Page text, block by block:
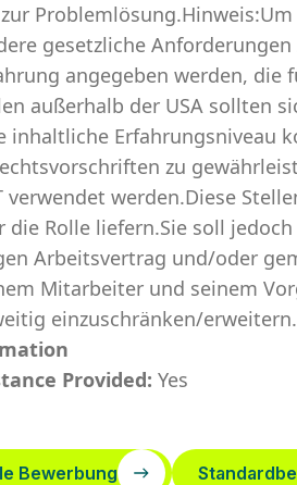
gesetzliche
angegeben werden,
außerhalb der USA sollten
inhaltliche Erfahrungsniveau
zu
verwendet werden.Diese
die Rolle liefern.Sie soll
Arbeitsvertrag und/oder
Mitarbeiter und seinem
einzuschränken/erweitern.
Provided: Yes
Bewerbung